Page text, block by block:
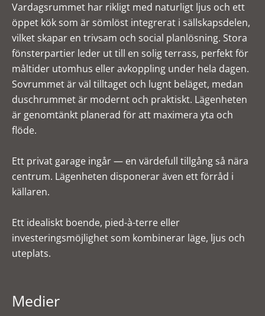
Vardagsrummet har rikligt med naturligt ljus och ett
öppet kök som är sömlöst integrerat i sällskapsdelen,
vilket skapar en trivsam och social planlösning. Stora
fönsterpartier leder ut till en solig terrass, perfekt för
måltider utomhus eller avkoppling under hela dagen.
Sovrummet är väl tilltaget och lugnt beläget, medan
duschrummet är modernt och praktiskt. Lägenheten
är genomtänkt planerad för att maximera yta och
flöde.
Ett privat garage ingår — en värdefull tillgång så nära
centrum. Lägenheten disponerar även ett förråd i
källaren.
Ett idealiskt boende, pied-à-terre eller
investeringsmöjlighet som kombinerar läge, ljus och
uteplats.
Medier